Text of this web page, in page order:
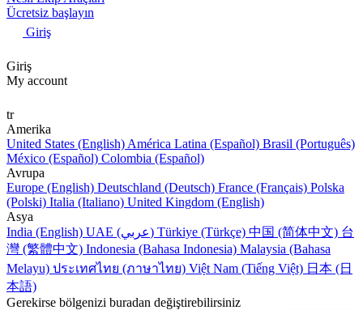
Ücretsiz başlayın
Giriş
Giriş
My account
tr
Amerika
United States (English) América Latina (Español) Brasil (Português)
México (Español) Colombia (Español)
Avrupa
Europe (English) Deutschland (Deutsch) France (Français) Polska
(Polski) Italia (Italiano) United Kingdom (English)
Asya
India (English)
UAE (عربي) Türkiye (Türkçe) 中国 (简体中文) 台
灣 (繁體中文) Indonesia (Bahasa Indonesia) Malaysia (Bahasa
Melayu) ประเทศไทย (ภาษาไทย) Việt Nam (Tiếng Việt) 日本 (日
本語)
Gerekirse bölgenizi buradan değiştirebilirsiniz